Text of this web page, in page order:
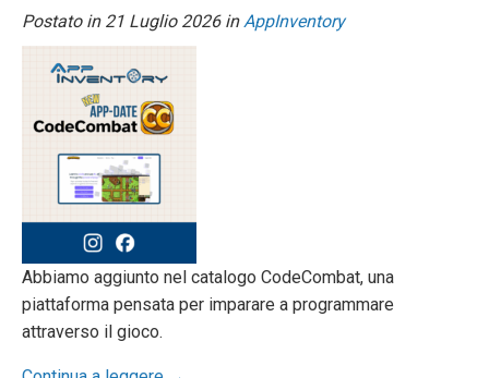
Postato in 21 Luglio 2026inAppInventory
Abbiamo aggiunto nel catalogo CodeCombat, una
piattaforma pensata per imparare a programmare
attraverso il gioco.